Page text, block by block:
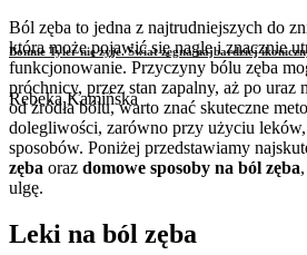
Bonnie Tyler nie żyje. Świat żegna najbardziej
Rebeka Kamińska
Ból zęba to jedna z najtrudniejszych do
która może pojawić się nagle i znacznie
funkcjonowanie. Przyczyny bólu zęba
próchnicy, przez stan zapalny, aż po uraz
od źródła bólu, warto znać skuteczne
dolegliwości, zarówno przy użyciu
sposobów. Poniżej przedstawiamy
zęba oraz domowe sposoby na ból zęba
ulgę.
Leki na ból zęba